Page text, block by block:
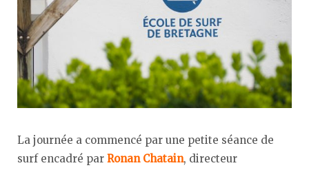
La journée a commencé par une petite séance de
surf encadré par Ronan Chatain, directeur